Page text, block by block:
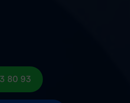
80 93